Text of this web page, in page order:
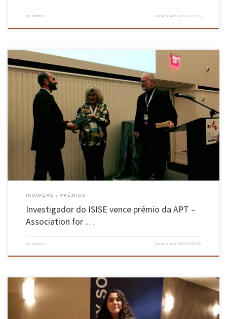
by admin Published 20/10/2018
Angelo Gaetani, Giorgio Monti, Paulo Lourenço e Giancarlo Marcari venceram o Prémio
David Fischetti da Association for Preservation Technology International, pelo artigo
“Projeto e Análise de Cross Vaults Along History” e seu contributo significativo para o
progresso na área da engenharia de conservação. Angelo foi aluno de doutoramento do ISISE
INOVAÇÃO PRÉMIOS
Investigador do ISISE vence prémio da APT –
Association for …
by admin Published 20/10/2018